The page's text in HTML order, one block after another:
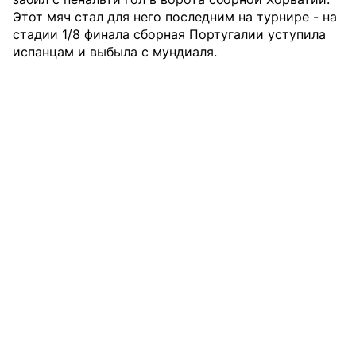
Этот мяч стал для него последним на турнире - на
стадии 1/8 финала сборная Португалии уступила
испанцам и выбыла с мундиаля.